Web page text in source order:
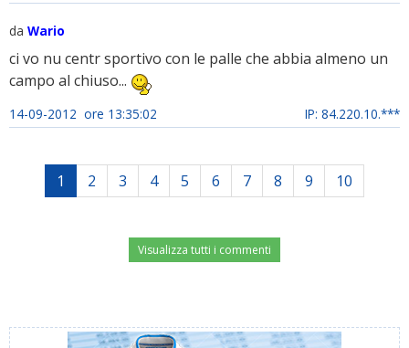
da Wario
ci vo nu centr sportivo con le palle che abbia almeno un
campo al chiuso...
14-09-2012 ore 13:35:02 IP: 84.220.10.***
1 2 3 4 5 6 7 8 9 10
Visualizza tutti i commenti